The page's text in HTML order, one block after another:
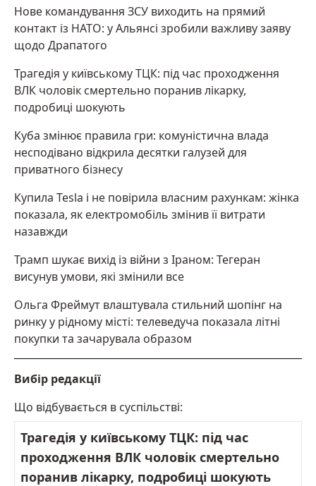
Нове командування ЗСУ виходить на прямий
контакт із НАТО: у Альянсі зробили важливу заяву
щодо Драпатого
Трагедія у київському ТЦК: під час проходження
ВЛК чоловік смертельно поранив лікарку,
подробиці шокують
Куба змінює правила гри: комуністична влада
несподівано відкрила десятки галузей для
приватного бізнесу
Купила Tesla і не повірила власним рахункам: жінка
показала, як електромобіль змінив її витрати
назавжди
Трамп шукає вихід із війни з Іраном: Тегеран
висунув умови, які змінили все
Ольга Фреймут влаштувала стильний шопінг на
ринку у рідному місті: телеведуча показала літні
покупки та зачарувала образом
Вибір редакції
Що відбувається в суспільстві:
Трагедія у київському ТЦК: під час
проходження ВЛК чоловік смертельно
поранив лікарку, подробиці шокують